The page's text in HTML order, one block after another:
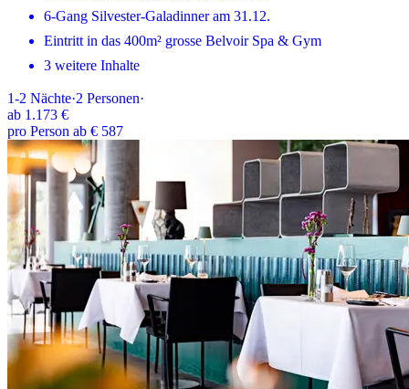
6-Gang Silvester-Galadinner am 31.12.
Eintritt in das 400m² grosse Belvoir Spa & Gym
3 weitere Inhalte
1-2 Nächte·2 Personen·
ab 1.173 €
pro Person ab € 587